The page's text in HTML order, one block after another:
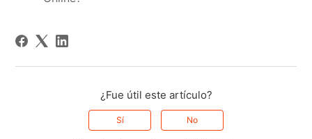
¿Fue útil este artículo?
Sí No